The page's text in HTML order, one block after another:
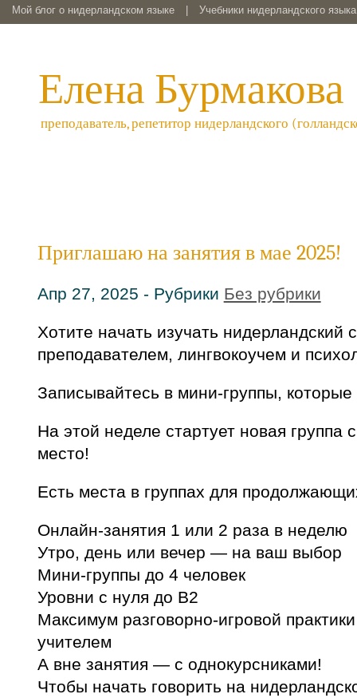
Мой блог о нидерландском языке Учебники нидерландского
Елена Бурмакова
преподаватель, репетитор нидерландского
Приглашаю на занятия в мае 2025!
Апр 27, 2025 - Рубрики Без рубрики
Хотите начать изучать нидерландский
преподавателем, лингвокоучем и
Записывайтесь в мини-группы,
На этой неделе стартует новая группа
место!
Есть места в группах для
Онлайн-занятия 1 или 2 раза в неделю
Утро, день или вечер — на ваш выбор
Мини-группы до 4 человек
Уровни с нуля до B2
Максимум разговорно-игровой
учителем
А вне занятия — с однокурсниками!
Чтобы начать говорить на